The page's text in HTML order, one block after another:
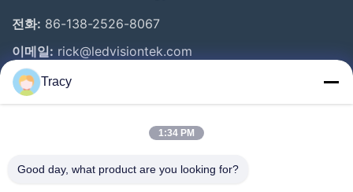
전화: 86-138-2526-8067
이메일: rick@ledvisiontek.com
빠른 링크
제품
Tracy
1:34 PM
Good day, what product are you looking for?